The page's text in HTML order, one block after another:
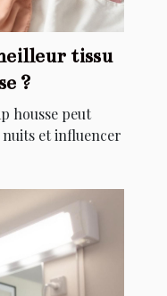
tissu
?
housse peut
et influencer